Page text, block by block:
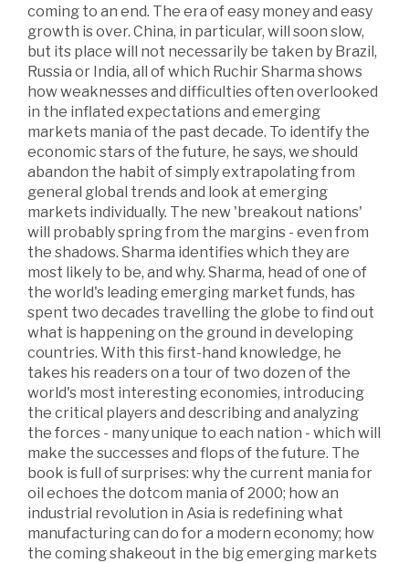
coming to an end. The era of easy money and easy
growth is over. China, in particular, will soon slow,
but its place will not necessarily be taken by Brazil,
Russia or India, all of which Ruchir Sharma shows
how weaknesses and difficulties often overlooked
in the inflated expectations and emerging
markets mania of the past decade. To identify the
economic stars of the future, he says, we should
abandon the habit of simply extrapolating from
general global trends and look at emerging
markets individually. The new 'breakout nations'
will probably spring from the margins - even from
the shadows. Sharma identifies which they are
most likely to be, and why. Sharma, head of one of
the world's leading emerging market funds, has
spent two decades travelling the globe to find out
what is happening on the ground in developing
countries. With this first-hand knowledge, he
takes his readers on a tour of two dozen of the
world's most interesting economies, introducing
the critical players and describing and analyzing
the forces - many unique to each nation - which will
make the successes and flops of the future. The
book is full of surprises: why the current mania for
oil echoes the dotcom mania of 2000; how an
industrial revolution in Asia is redefining what
manufacturing can do for a modern economy; how
the coming shakeout in the big emerging markets